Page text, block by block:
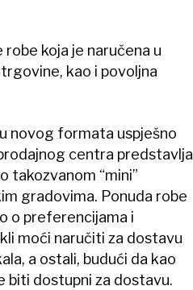
koja je naručena u
kao i povoljna
novog formata uspješno
centra predstavlja
takozvanom “mini”
gradovima. Ponuda robe
o preferencijama i
moći naručiti za dostavu
a ostali, budući da kao
biti dostupni za dostavu.